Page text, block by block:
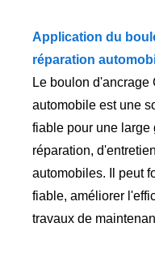
Application du
réparation
Le boulon d'ancrage
automobile est une
fiable pour une
réparation,
automobiles. Il peut
fiable, améliorer
travaux de